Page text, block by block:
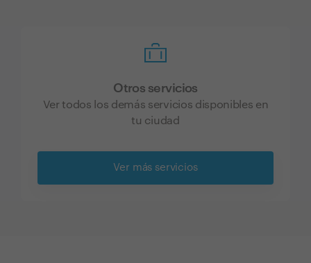
Otros servicios
Ver todos los demás servicios disponibles en
tu ciudad
Ver más servicios